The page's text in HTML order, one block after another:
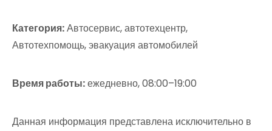
Категория:Автосервис, автотехцентр,
Автотехпомощь, эвакуация автомобилей
Время работы:ежедневно, 08:00–19:00
Данная информация представлена исключительно в